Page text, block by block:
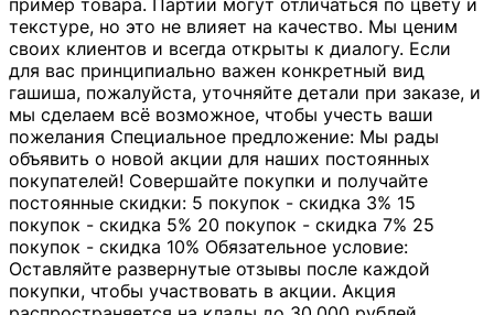
пример товара. Партии могут отличаться по цвету и
текстуре, но это не влияет на качество. Мы ценим
своих клиентов и всегда открыты к диалогу. Если
для вас принципиально важен конкретный вид
гашиша, пожалуйста, уточняйте детали при заказе, и
мы сделаем всё возможное, чтобы учесть ваши
пожелания Специальное предложение: Мы рады
объявить о новой акции для наших постоянных
покупателей! Совершайте покупки и получайте
постоянные скидки: 5 покупок - скидка 3% 15
покупок - скидка 5% 20 покупок - скидка 7% 25
покупок - скидка 10% Обязательное условие:
Оставляйте развернутые отзывы после каждой
покупки, чтобы участвовать в акции. Акция